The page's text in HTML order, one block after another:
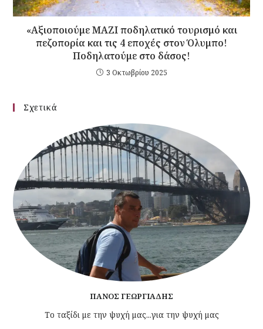
«Αξιοποιούμε ΜΑΖΙ ποδηλατικό τουρισμό και
πεζοπορία και τις 4 εποχές στον Όλυμπο!
Ποδηλατούμε στο δάσος!
3 Οκτωβρίου 2025
Σχετικά
ΠΆΝΟΣ ΓΕΩΡΓΙΆΔΗΣ
Το ταξίδι με την ψυχή μας...για την ψυχή μας